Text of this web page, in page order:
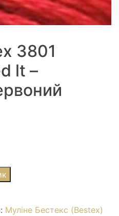
3801
lt –
Муліне Бестекс (Bestex)